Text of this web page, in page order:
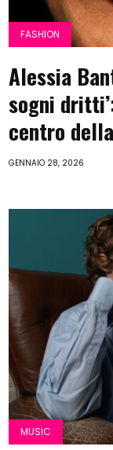
FASHION
Alessia
sogni
centro
GENNAIO 28, 2026
MUSIC